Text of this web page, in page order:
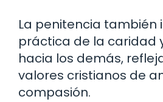
La penitencia también
práctica de la caridad
hacia los demás,
valores cristianos de
compasión.